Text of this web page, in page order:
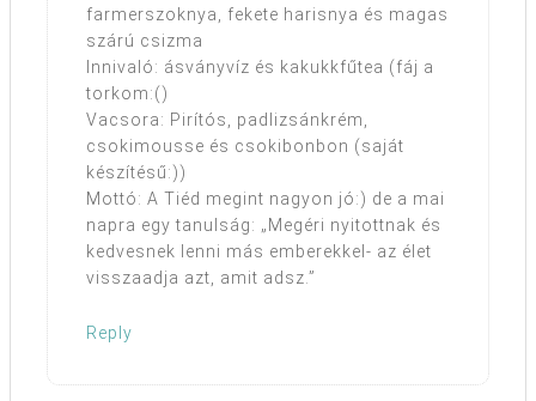
farmerszoknya, fekete harisnya és magas
szárú csizma
Innivaló: ásványvíz és kakukkfűtea (fáj a
torkom:()
Vacsora: Pirítós, padlizsánkrém,
csokimousse és csokibonbon (saját
készítésű:))
Mottó: A Tiéd megint nagyon jó:) de a mai
napra egy tanulság: „Megéri nyitottnak és
kedvesnek lenni más emberekkel- az élet
visszaadja azt, amit adsz.”
Reply